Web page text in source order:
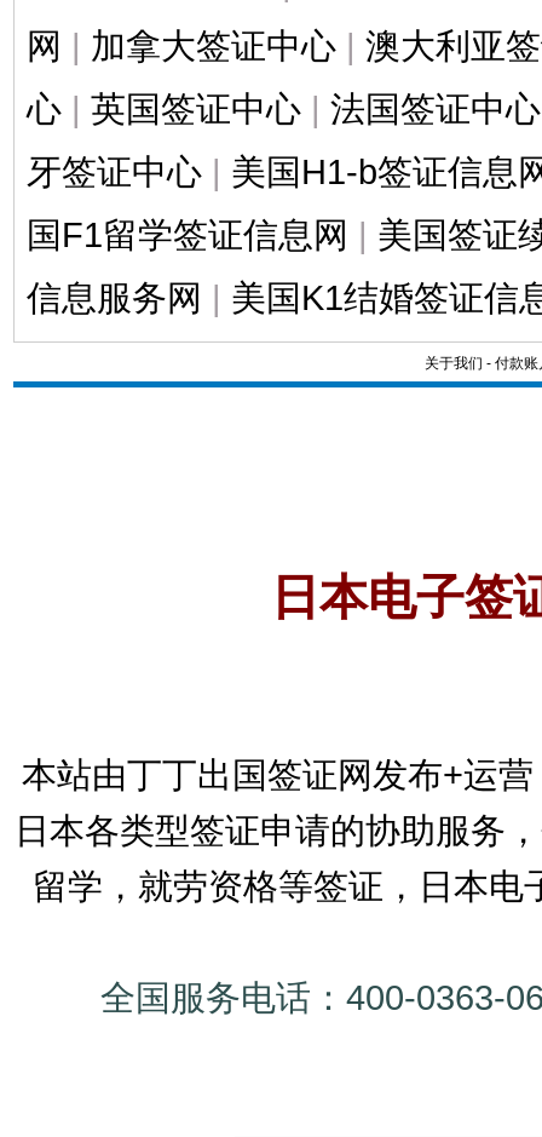
网 | 加拿大签证中心 | 澳大利亚
心 | 英国签证中心 | 法国签证中心
牙签证中心 | 美国H1-b签证信息
国F1留学签证信息网 | 美国签证
信息服务网 | 美国K1结婚签证信
关于我们 - 付款账
日本电子签
本站由丁丁出国签证网发布+运
日本各类型签证申请的协助服务
留学，就劳资格等签证，日本
全国服务电话：400-0363-